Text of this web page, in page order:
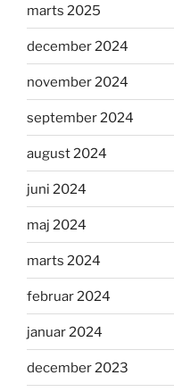
marts 2025
december 2024
november 2024
september 2024
august 2024
juni 2024
maj 2024
marts 2024
februar 2024
januar 2024
december 2023